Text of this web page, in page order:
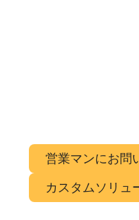
営業マンにお問
カスタムソリュ